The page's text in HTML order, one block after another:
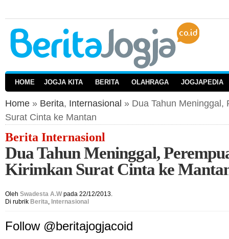
HOME JOGJA KITA BERITA OLAHRAGA JOGJAPEDIA
Home » Berita, Internasional » Dua Tahun Meninggal,
Surat Cinta ke Mantan
Berita Internasionl
Dua Tahun Meninggal,
Kirimkan Surat Cinta ke
Oleh Swadesta A.W pada 22/12/2013.
Di rubrik Berita, Internasional
Follow @beritajogjacoid